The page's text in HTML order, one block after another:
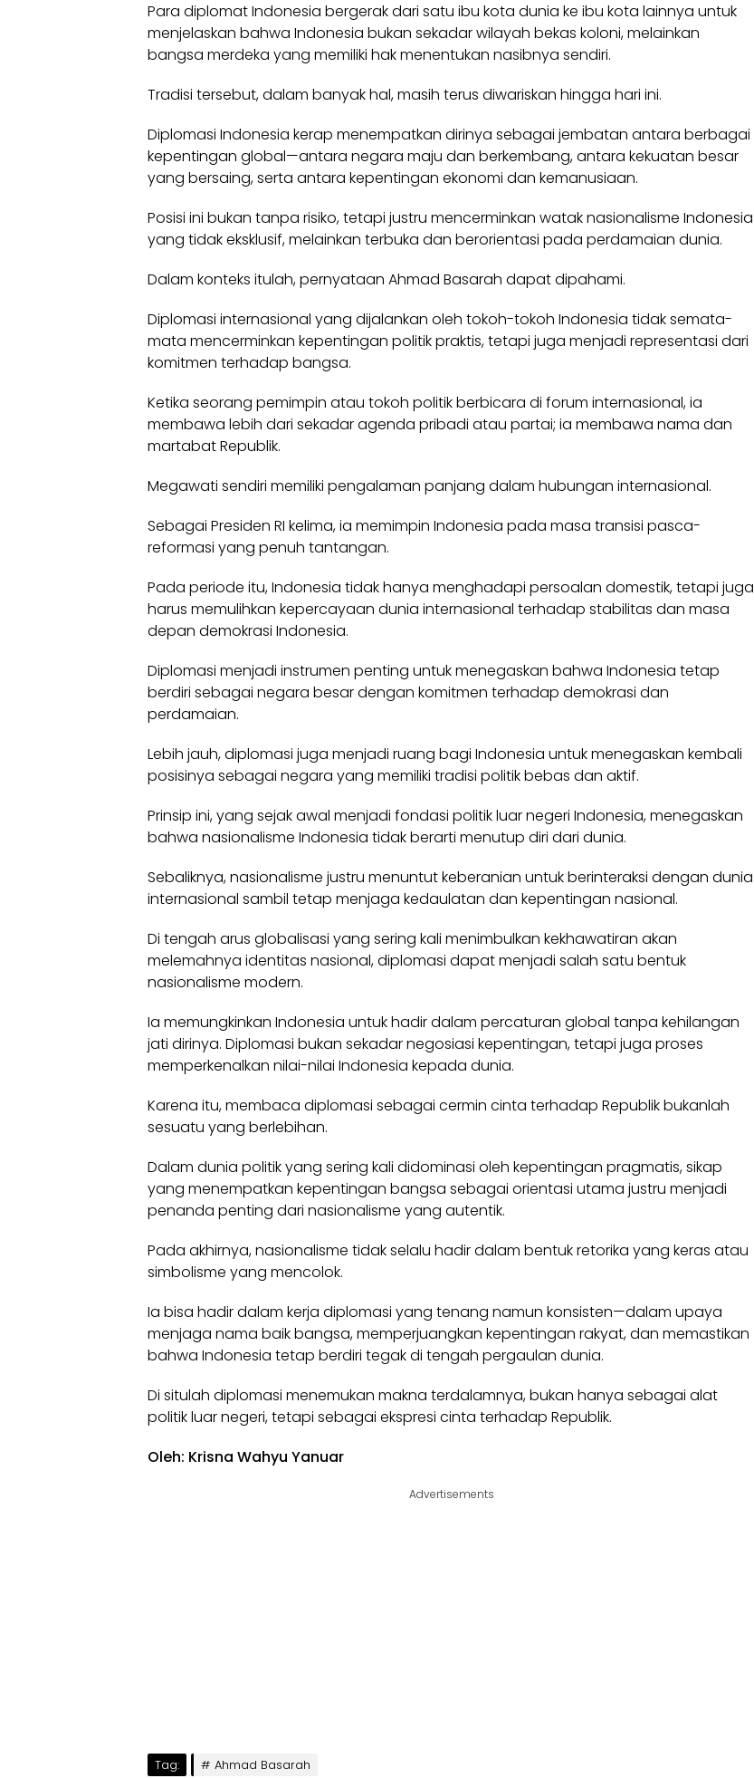
Para diplomat Indonesia bergerak dari satu ibu kota dunia ke ibu kota lainnya untuk
menjelaskan bahwa Indonesia bukan sekadar wilayah bekas koloni, melainkan
bangsa merdeka yang memiliki hak menentukan nasibnya sendiri.
Tradisi tersebut, dalam banyak hal, masih terus diwariskan hingga hari ini.
Diplomasi Indonesia kerap menempatkan dirinya sebagai jembatan antara berbagai
kepentingan global—antara negara maju dan berkembang, antara kekuatan besar
yang bersaing, serta antara kepentingan ekonomi dan kemanusiaan.
Posisi ini bukan tanpa risiko, tetapi justru mencerminkan watak nasionalisme Indonesia
yang tidak eksklusif, melainkan terbuka dan berorientasi pada perdamaian dunia.
Dalam konteks itulah, pernyataan Ahmad Basarah dapat dipahami.
Diplomasi internasional yang dijalankan oleh tokoh-tokoh Indonesia tidak semata-
mata mencerminkan kepentingan politik praktis, tetapi juga menjadi representasi dari
komitmen terhadap bangsa.
Ketika seorang pemimpin atau tokoh politik berbicara di forum internasional, ia
membawa lebih dari sekadar agenda pribadi atau partai; ia membawa nama dan
martabat Republik.
Megawati sendiri memiliki pengalaman panjang dalam hubungan internasional.
Sebagai Presiden RI kelima, ia memimpin Indonesia pada masa transisi pasca-
reformasi yang penuh tantangan.
Pada periode itu, Indonesia tidak hanya menghadapi persoalan domestik, tetapi juga
harus memulihkan kepercayaan dunia internasional terhadap stabilitas dan masa
depan demokrasi Indonesia.
Diplomasi menjadi instrumen penting untuk menegaskan bahwa Indonesia tetap
berdiri sebagai negara besar dengan komitmen terhadap demokrasi dan
perdamaian.
Lebih jauh, diplomasi juga menjadi ruang bagi Indonesia untuk menegaskan kembali
posisinya sebagai negara yang memiliki tradisi politik bebas dan aktif.
Prinsip ini, yang sejak awal menjadi fondasi politik luar negeri Indonesia, menegaskan
bahwa nasionalisme Indonesia tidak berarti menutup diri dari dunia.
Sebaliknya, nasionalisme justru menuntut keberanian untuk berinteraksi dengan dunia
internasional sambil tetap menjaga kedaulatan dan kepentingan nasional.
Di tengah arus globalisasi yang sering kali menimbulkan kekhawatiran akan
melemahnya identitas nasional, diplomasi dapat menjadi salah satu bentuk
nasionalisme modern.
Ia memungkinkan Indonesia untuk hadir dalam percaturan global tanpa kehilangan
jati dirinya. Diplomasi bukan sekadar negosiasi kepentingan, tetapi juga proses
memperkenalkan nilai-nilai Indonesia kepada dunia.
Karena itu, membaca diplomasi sebagai cermin cinta terhadap Republik bukanlah
sesuatu yang berlebihan.
Dalam dunia politik yang sering kali didominasi oleh kepentingan pragmatis, sikap
yang menempatkan kepentingan bangsa sebagai orientasi utama justru menjadi
penanda penting dari nasionalisme yang autentik.
Pada akhirnya, nasionalisme tidak selalu hadir dalam bentuk retorika yang keras atau
simbolisme yang mencolok.
Ia bisa hadir dalam kerja diplomasi yang tenang namun konsisten—dalam upaya
menjaga nama baik bangsa, memperjuangkan kepentingan rakyat, dan memastikan
bahwa Indonesia tetap berdiri tegak di tengah pergaulan dunia.
Di situlah diplomasi menemukan makna terdalamnya, bukan hanya sebagai alat
politik luar negeri, tetapi sebagai ekspresi cinta terhadap Republik.
Oleh: Krisna Wahyu Yanuar
Advertisements
Tag: Ahmad Basarah